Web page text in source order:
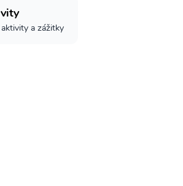
a zážitky